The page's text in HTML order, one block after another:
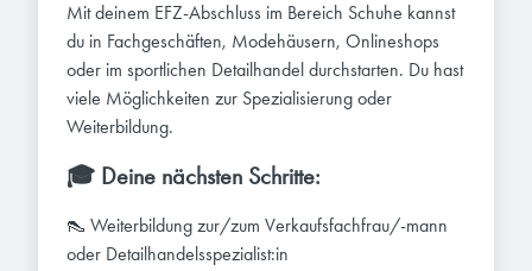
Mit deinem EFZ-Abschluss im Bereich Schuhe kannst
du in Fachgeschäften, Modehäusern, Onlineshops
oder im sportlichen Detailhandel durchstarten. Du hast
viele Möglichkeiten zur Spezialisierung oder
Weiterbildung.
🎓 Deine nächsten Schritte:
👠 Weiterbildung zur/zum Verkaufsfachfrau/-mann
oder Detailhandelsspezialist:in